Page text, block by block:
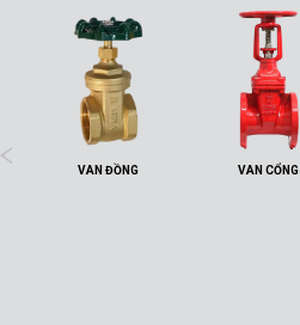
VAN ĐỒNG VAN CỔNG